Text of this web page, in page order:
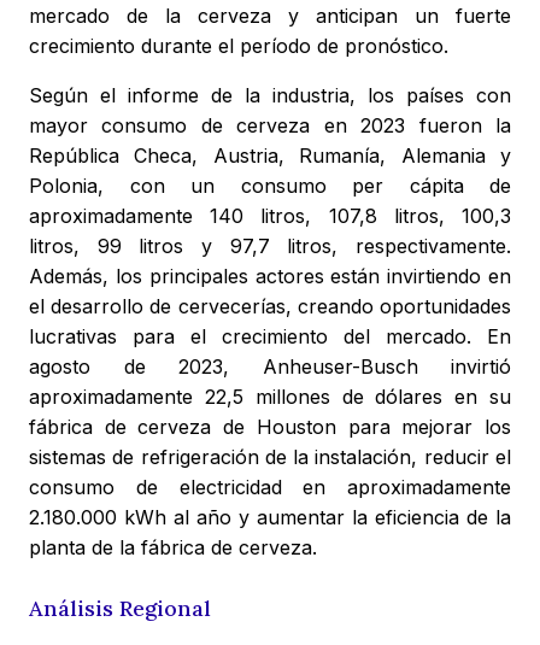
mercado de la cerveza y anticipan un fuerte
crecimiento durante el período de pronóstico.
Según el informe de la industria, los países con
mayor consumo de cerveza en 2023 fueron la
República Checa, Austria, Rumanía, Alemania y
Polonia, con un consumo per cápita de
aproximadamente 140 litros, 107,8 litros, 100,3
litros, 99 litros y 97,7 litros, respectivamente.
Además, los principales actores están invirtiendo en
el desarrollo de cervecerías, creando oportunidades
lucrativas para el crecimiento del mercado. En
agosto de 2023, Anheuser-Busch invirtió
aproximadamente 22,5 millones de dólares en su
fábrica de cerveza de Houston para mejorar los
sistemas de refrigeración de la instalación, reducir el
consumo de electricidad en aproximadamente
2.180.000 kWh al año y aumentar la eficiencia de la
planta de la fábrica de cerveza.
Análisis Regional